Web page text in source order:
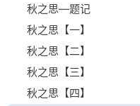
秋之思—题记
秋之思【一】
秋之思【二】
秋之思【三】
秋之思【四】